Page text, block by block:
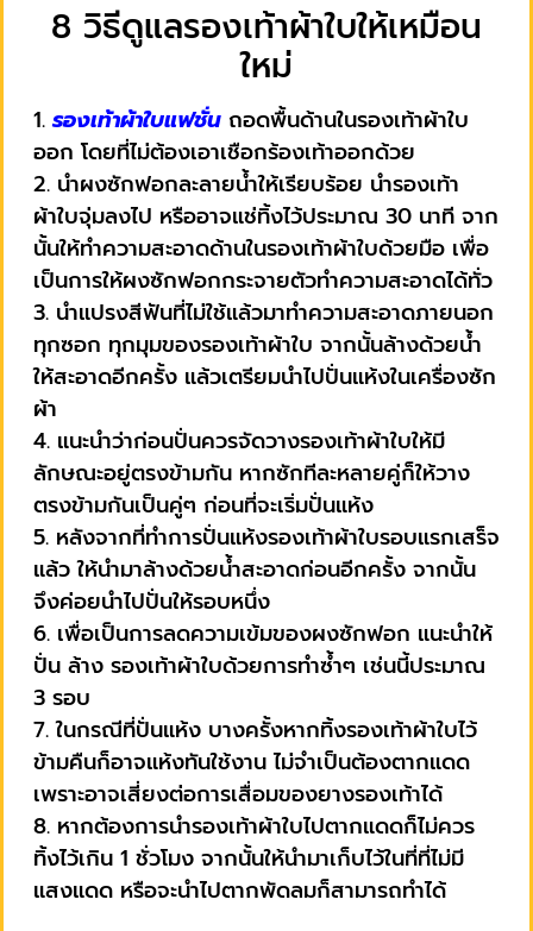
8 วิธีดูแลรองเท้าผ้าใบให้เหมือน
ใหม่
1.รองเท้าผ้าใบแฟชั่น ถอดพื้นด้านในรองเท้าผ้าใบ
ออก โดยที่ไม่ต้องเอาเชือกร้องเท้าออกด้วย
2. นำผงซักฟอกละลายน้ำให้เรียบร้อย นำรองเท้า
ผ้าใบจุ่มลงไป หรืออาจแช่ทิ้งไว้ประมาณ 30 นาที จาก
นั้นให้ทำความสะอาดด้านในรองเท้าผ้าใบด้วยมือ เพื่อ
เป็นการให้ผงซักฟอกกระจายตัวทำความสะอาดได้ทั่ว
3. นำแปรงสีฟันที่ไม่ใช้แล้วมาทำความสะอาดภายนอก
ทุกซอก ทุกมุมของรองเท้าผ้าใบ จากนั้นล้างด้วยน้ำ
ให้สะอาดอีกครั้ง แล้วเตรียมนำไปปั่นแห้งในเครื่องซัก
ผ้า
4. แนะนำว่าก่อนปั่นควรจัดวางรองเท้าผ้าใบให้มี
ลักษณะอยู่ตรงข้ามกัน หากซักทีละหลายคู่ก็ให้วาง
ตรงข้ามกันเป็นคู่ๆ ก่อนที่จะเริ่มปั่นแห้ง
5. หลังจากที่ทำการปั่นแห้งรองเท้าผ้าใบรอบแรกเสร็จ
แล้ว ให้นำมาล้างด้วยน้ำสะอาดก่อนอีกครั้ง จากนั้น
จึงค่อยนำไปปั่นให้รอบหนึ่ง
6. เพื่อเป็นการลดความเข้มของผงซักฟอก แนะนำให้
ปั่น ล้าง รองเท้าผ้าใบด้วยการทำซ้ำๆ เช่นนี้ประมาณ
3 รอบ
7. ในกรณีที่ปั่นแห้ง บางครั้งหากทิ้งรองเท้าผ้าใบไว้
ข้ามคืนก็อาจแห้งทันใช้งาน ไม่จำเป็นต้องตากแดด
เพราะอาจเสี่ยงต่อการเสื่อมของยางรองเท้าได้
8. หากต้องการนำรองเท้าผ้าใบไปตากแดดก็ไม่ควร
ทิ้งไว้เกิน 1 ชั่วโมง จากนั้นให้นำมาเก็บไว้ในที่ที่ไม่มี
แสงแดด หรือจะนำไปตากพัดลมก็สามารถทำได้